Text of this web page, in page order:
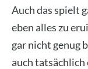
Auch das spielt
eben alles zu
gar nicht genug
auch tat­säch­lich